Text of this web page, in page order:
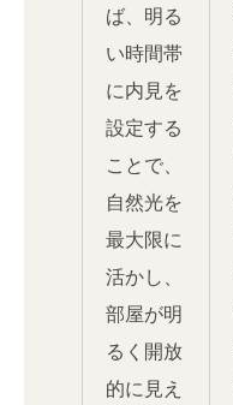
ば、明る
い時間帯
に内見を
設定する
ことで、
自然光を
最大限に
活かし、
部屋が明
るく開放
的に見え